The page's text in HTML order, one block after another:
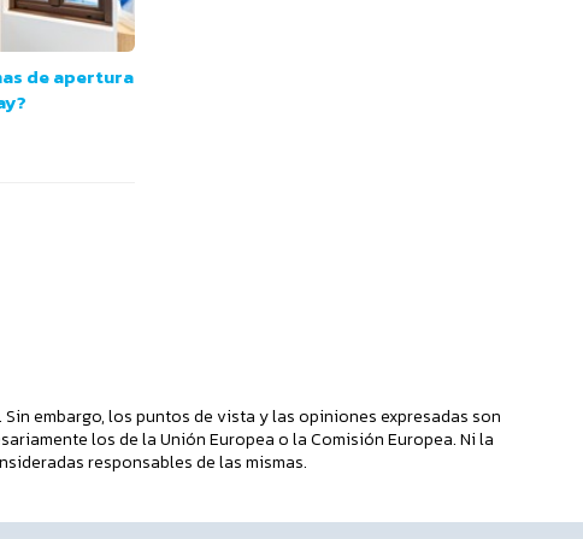
de apertura
embargo, los puntos de vista y las opiniones expresadas son
los de la Unión Europea o la Comisión Europea. Ni la
responsables de las mismas.